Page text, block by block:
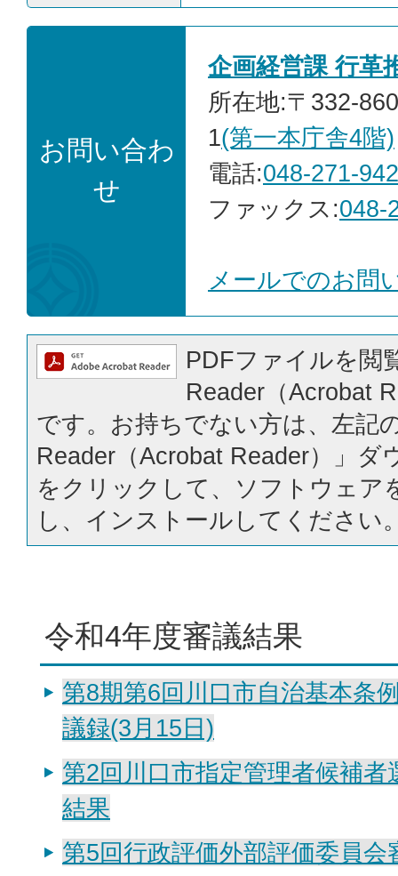
お問い合わ
せ
企画経営課 行革
所在地:〒332-
1(第一本庁舎4階)
電話:048-271-
ファックス:048-
メールでのお問
PDFファイルを閲
Reader（Acrobat
です。お持ちでない方は、左記
Reader（Acrobat Reader）」ダ
をクリックして、ソフトウェア
し、インストールしてください
令和4年度審議結果
第8期第6回川口市自治基本条
議録(3月15日)
第2回川口市指定管理者候補者
結果
第5回行政評価外部評価委員会